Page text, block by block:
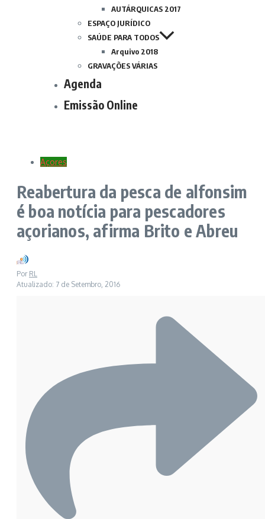
AUTÁRQUICAS 2017
ESPAÇO JURÍDICO
SAÚDE PARA TODOS
Arquivo 2018
GRAVAÇÕES VÁRIAS
Agenda
Emissão Online
Açores
Reabertura da pesca de alfonsim
é boa notícia para pescadores
açorianos, afirma Brito e Abreu
Por RL
Atualizado: 7 de Setembro, 2016